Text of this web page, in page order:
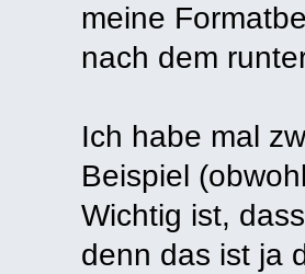
meine
nach dem
Ich habe mal
Beispiel
Wichtig ist,
denn das ist ja